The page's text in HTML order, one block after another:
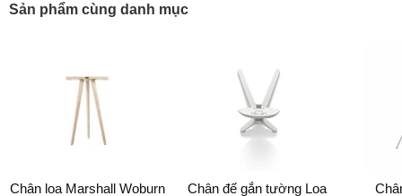
Sản phẩm cùng danh mục
Chân loa Marshall Woburn Chân đế gắn tường Loa